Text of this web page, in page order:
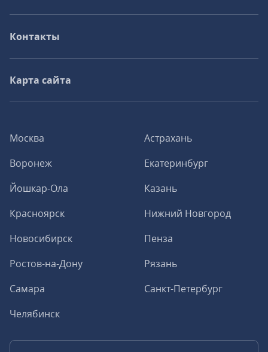
Москва
Астрахань
Воронеж
Екатеринбург
Йошкар-Ола
Казань
Красноярск
Нижний Новгород
Новосибирск
Пенза
Ростов-на-Дону
Рязань
Самара
Санкт-Петербург
Челябинск
Контакты
Карта сайта